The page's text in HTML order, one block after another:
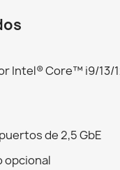
Core™ i9/13/
de 2,5 GbE
opcional